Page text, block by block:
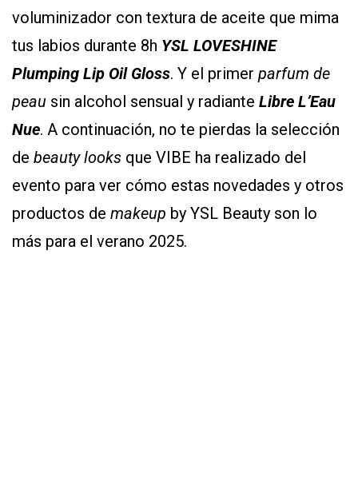
voluminizador con textura de aceite que mima
tus labios durante 8h YSL LOVESHINE
Plumping Lip Oil Gloss. Y el primer parfum de
peau sin alcohol sensual y radiante Libre L’Eau
Nue. A continuación, no te pierdas la selección
de beauty looks que VIBE ha realizado del
evento para ver cómo estas novedades y otros
productos de makeup by YSL Beauty son lo
más para el verano 2025.